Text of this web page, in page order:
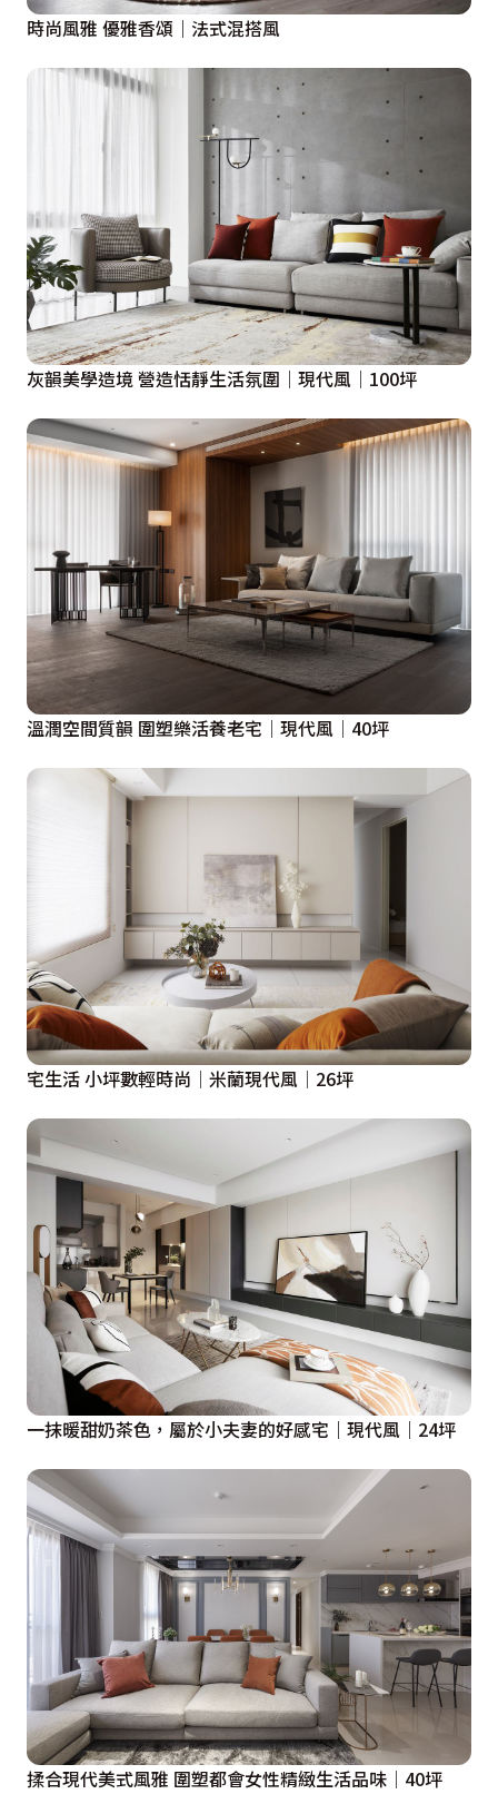
時尚風雅 優雅香頌｜法式混搭風
灰韻美學造境 營造恬靜生活氛圍│現代風│100坪
溫潤空間質韻 圍塑樂活養老宅│現代風│40坪
宅生活 小坪數輕時尚│米蘭現代風│26坪
一抹暖甜奶茶色，屬於小夫妻的好感宅｜現代風｜24坪
揉合現代美式風雅 圍塑都會女性精緻生活品味│40坪